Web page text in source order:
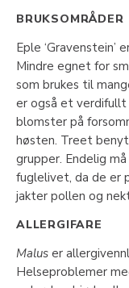
BRUKSOMRÅDER
Eple ‘Gravenstein’
Mindre egnet for
som brukes til
er også et verdifullt
blomster på
høsten. Treet
grupper. Endelig
fuglelivet, da de er
jakter pollen og
ALLERGIFARE
Malus er
Helseproblemer